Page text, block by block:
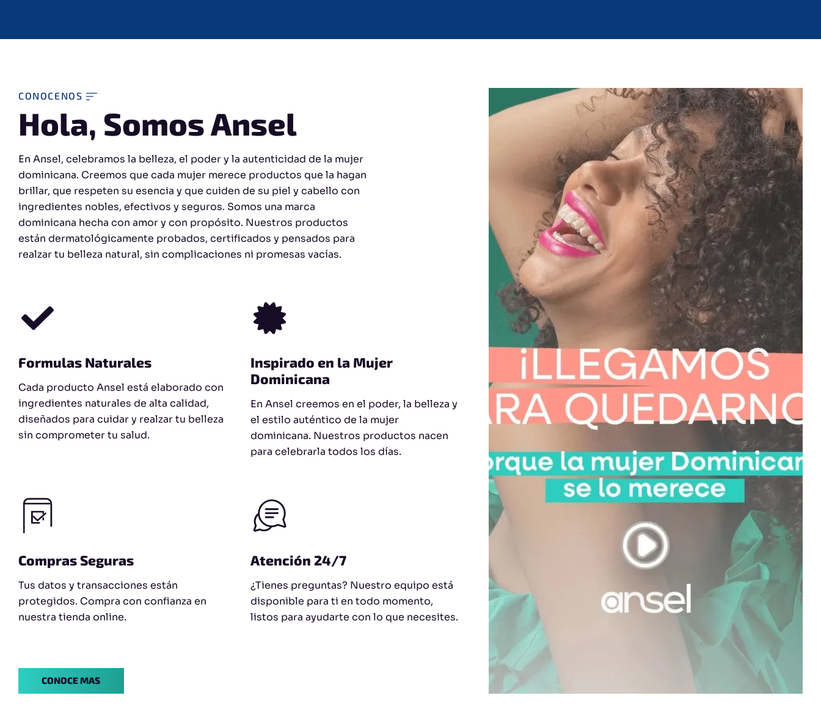
CONOCENOS
Hola, Somos Ansel
En Ansel, celebramos la belleza, el poder y la autenticidad de la mujer
dominicana. Creemos que cada mujer merece productos que la hagan
brillar, que respeten su esencia y que cuiden de su piel y cabello con
ingredientes nobles, efectivos y seguros. Somos una marca
dominicana hecha con amor y con propósito. Nuestros productos
están dermatológicamente probados, certificados y pensados para
realzar tu belleza natural, sin complicaciones ni promesas vacías.
Formulas Naturales
Cada producto Ansel está elaborado con
ingredientes naturales de alta calidad,
diseñados para cuidar y realzar tu belleza
sin comprometer tu salud.
Inspirado en la Mujer
Dominicana
En Ansel creemos en el poder, la belleza y
el estilo auténtico de la mujer
dominicana. Nuestros productos nacen
para celebrarla todos los días.
Compras Seguras
Tus datos y transacciones están
protegidos. Compra con confianza en
nuestra tienda online.
Atención 24/7
¿Tienes preguntas? Nuestro equipo está
disponible para ti en todo momento,
listos para ayudarte con lo que necesites.
CONOCE MAS